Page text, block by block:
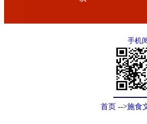
手机
首页 -->施食